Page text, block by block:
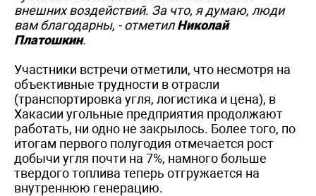
внешних воздействий. За что, я думаю, люди
вам благодарны, - отметилНиколай
Платошкин.
Участники встречи отметили, что несмотря на
объективные трудности в отрасли
(транспортировка угля, логистика и цена), в
Хакасии угольные предприятия продолжают
работать, ни одно не закрылось. Более того, по
итогам первого полугодия отмечается рост
добычи угля почти на 7%, намного больше
твердого топлива теперь отгружается на
внутреннюю генерацию.